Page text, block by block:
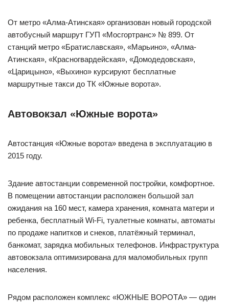
От метро «Алма-Атинская» организован новый городской
автобусный маршрут ГУП «Мосгортранс» № 899. От
станций метро «Братиславская», «Марьино», «Алма-
Атинская», «Красногвардейская», «Домодедовская»,
«Царицыно», «Выхино» курсируют бесплатные
маршрутные такси до ТК «Южные ворота».
Автовокзал «Южные ворота»
Автостанция «Южные ворота» введена в эксплуатацию в
2015 году.
Здание автостанции современной постройки, комфортное.
В помещении автостанции расположен большой зал
ожидания на 160 мест, камера хранения, комната матери и
ребенка, бесплатный Wi-Fi, туалетные комнаты, автоматы
по продаже напитков и снеков, платёжный терминал,
банкомат, зарядка мобильных телефонов. Инфраструктура
автовокзала оптимизирована для маломобильных групп
населения.
Рядом расположен комплекс «ЮЖНЫЕ ВОРОТА» — один